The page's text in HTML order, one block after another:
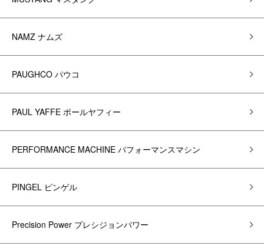
NAMZ ナムズ
PAUGHCO パウコ
PAUL YAFFE ポールヤフィー
PERFORMANCE MACHINE パフォーマンスマシン
PINGEL ピンゲル
Precision Power プレシジョンパワー